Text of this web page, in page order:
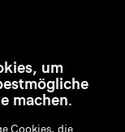
um
machen.
Cookies, die